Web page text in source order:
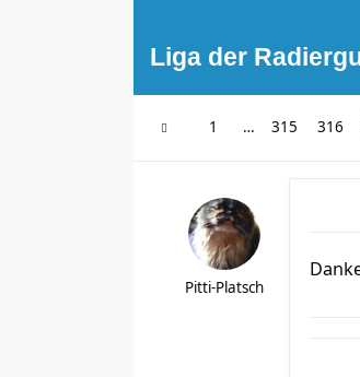
Liga der
1 … 315 316
Pitti-Platsch